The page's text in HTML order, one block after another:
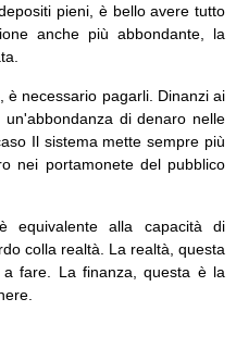
pieni, è bello avere tutto
anche più abbondante, la
è necessario pagarli. Dinanzi ai
di denaro nelle
Il sistema mette sempre più
nei portamonete del pubblico
equivalente alla capacità di
colla realtà. La realtà, questa
fare. La finanza, questa è la